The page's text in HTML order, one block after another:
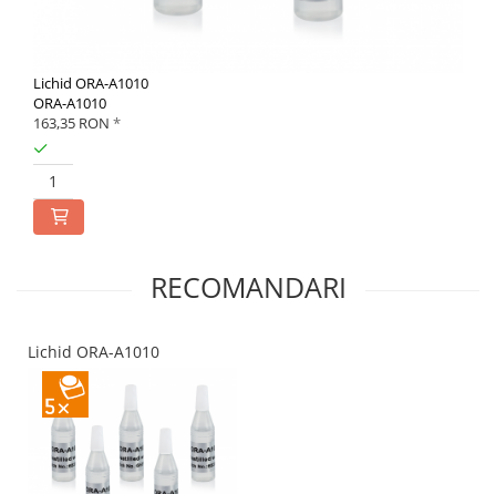
Lichid ORA-A1010
ORA-A1010
163,35 RON *
RECOMANDARI
Lichid ORA-A1010